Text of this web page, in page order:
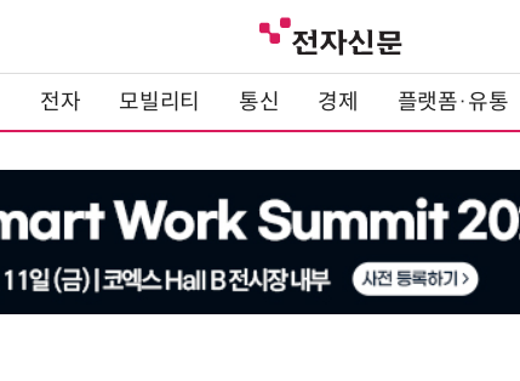
전자 모빌리티 통신 경제 플랫폼·유통